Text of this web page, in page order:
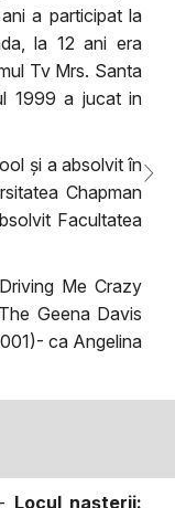
a participat la
la 12 ani era
Tv Mrs. Santa
1999 a jucat in
și a absolvit în
Chapman
Facultatea
Me Crazy
Geena Davis
ca Angelina
Locul naşterii: